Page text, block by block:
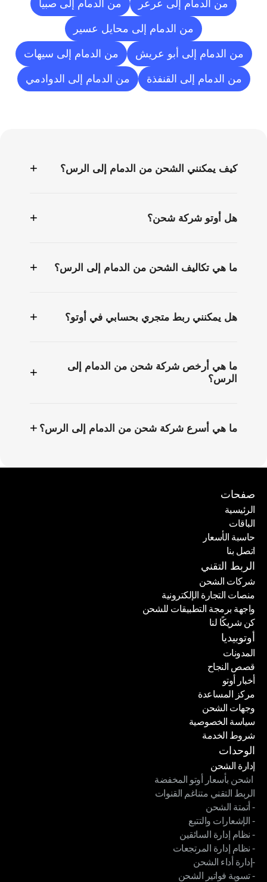
من الدمام إلى عرعر من الدمام إلى صبيا
من الدمام إلى محايل عسير
من الدمام إلى أبو عريش من الدمام إلى سيهات
من الدمام إلى القنفذة من الدمام إلى الدوادمي
كيف يمكنني الشحن من الدمام إلى الرس؟ +
هل أوتو شركة شحن؟ +
ما هي تكاليف الشحن من الدمام إلى الرس؟ +
هل يمكنني ربط متجري بحسابي في أوتو؟ +
ما هي أرخص شركة شحن من الدمام إلى
الرس؟
+
ما هي أسرع شركة شحن من الدمام إلى الرس؟ +
صفحات
الرئيسية
الرئيسية
الباقات
الباقات
حاسبة الأسعار
حاسبة الأسعار
اتصل بنا
اتصل بنا
الربط التقني
شركات الشحن
شركات الشحن
منصات التجارة الإلكترونية
منصات التجارة الإلكترونية
واجهة برمجة التطبيقات للشحن
واجهة برمجة التطبيقات للشحن
كن شريكًا لنا
كن شريكًا لنا
أوتوبيديا
المدونات
المدونات
قصص النجاح
قصص النجاح
أخبار أوتو
أخبار أوتو
مركز المساعدة
مركز المساعدة
وجهات الشحن
وجهات الشحن
سياسة الخصوصية
سياسة الخصوصية
شروط الخدمة
شروط الخدمة
الوحدات
إدارة الشحن
إدارة الشحن
اشحن بأسعار أوتو المخفضة
اشحن بأسعار أوتو المخفضة
الربط التقني متناغم القنوات
الربط التقني متناغم القنوات
- أتمتة الشحن
- أتمتة الشحن
- الإشعارات والتتبع
- الإشعارات والتتبع
- نظام إدارة السائقين
- نظام إدارة السائقين
- نظام إدارة المرتجعات
- نظام إدارة المرتجعات
-إدارة أداء الشحن
-إدارة أداء الشحن
- تسوية فواتير الشحن